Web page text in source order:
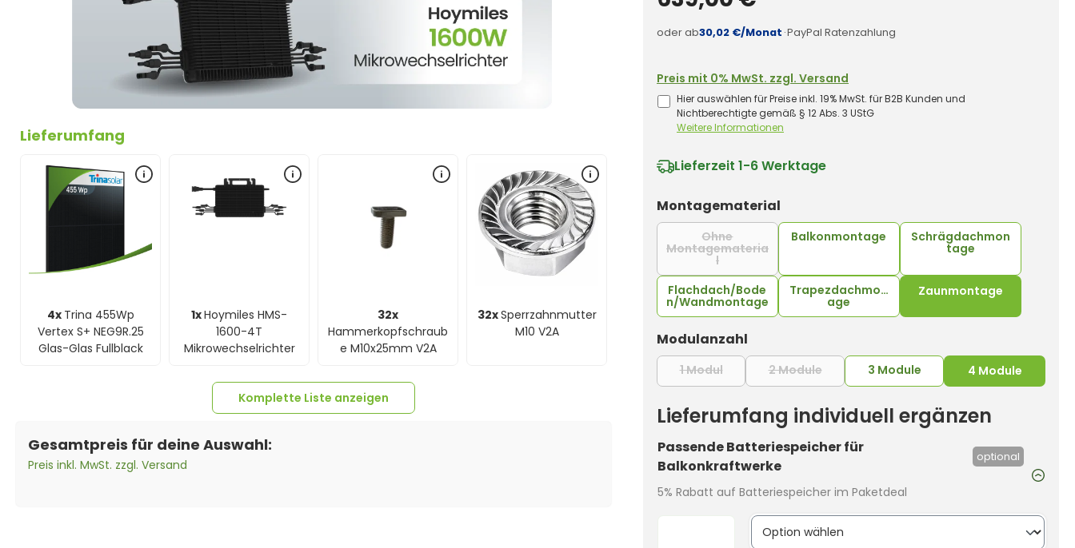
Lieferumfang
4x Trina 455Wp
Vertex S+ NEG9R.25
Glas-Glas Fullblack
1xHoymiles HMS-
1600-4T
Mikrowechselrichter
32x
Hammerkopfschraub
e M10x25mm V2A
32xSperrzahnmutter
M10 V2A
Komplette Liste anzeigen
Gesamtpreis für deine Auswahl:
Preis inkl. MwSt. zzgl. Versand
oder ab30,02 €/Monat ·PayPal Ratenzahlung
Preis mit 0% MwSt. zzgl. Versand
Hier auswählen für Preise inkl. 19% MwSt. für B2B Kunden und
Nichtberechtigte gemäß § 12 Abs. 3 UStG
Weitere Informationen
Lieferzeit 1-6 Werktage
Montagematerial
Ohne
Montagemateria
l(Diese Option ist zurzeit nicht verfügbar.)
Balkonmontage Schrägdachmon
tage
Flachdach/Bode
n/Wandmontage
Trapezdachmont
age
Zaunmontage
Modulanzahl
1 Modul(Diese Option ist zurzeit nicht verfügbar.)
2 Module(Diese Option ist zurzeit nicht verfügbar.)
3 Module 4 Module
Lieferumfang individuell ergänzen
Passende Batteriespeicher für
Balkonkraftwerke
optional
5% Rabatt auf Batteriespeicher im Paketdeal